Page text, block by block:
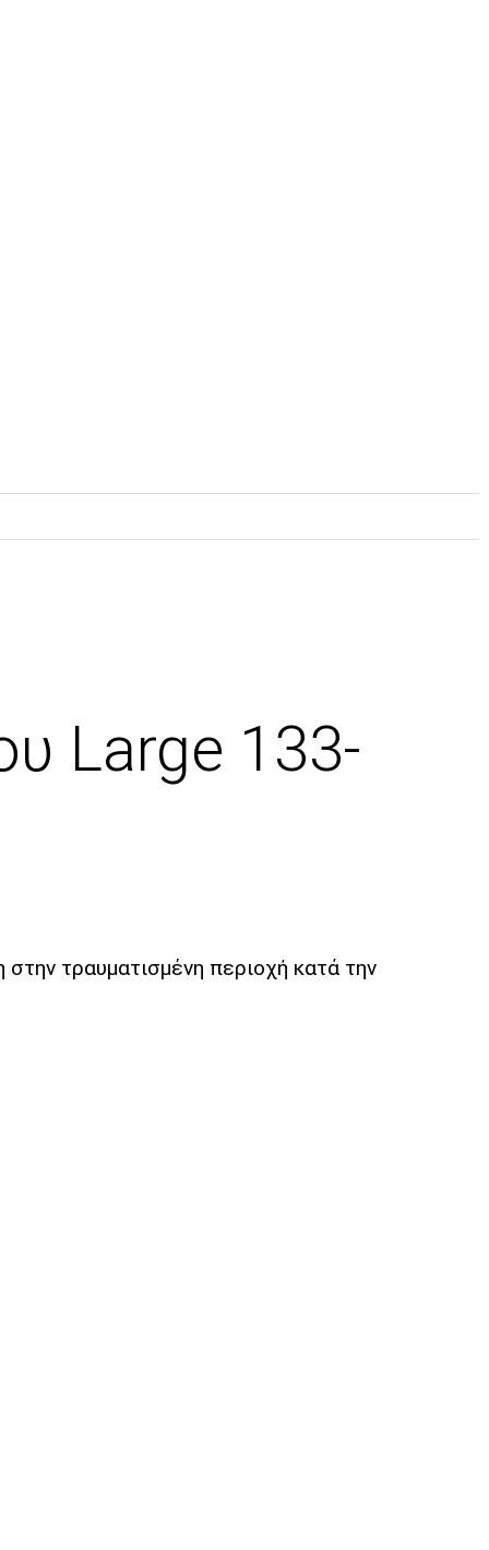
Large 133-
τραυματισμένη περιοχή κατά την